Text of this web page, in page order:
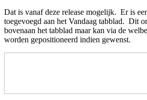
Dat is vanaf deze release mogelijk. Er is
toegevoegd aan het Vandaag tabblad. Dit
bovenaan het tabblad maar kan via de
worden gepositioneerd indien gewenst.